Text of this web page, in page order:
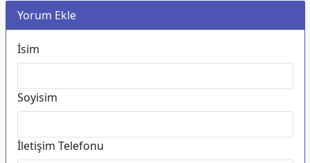
Yorum Ekle
İsim
Soyisim
İletişim Telefonu